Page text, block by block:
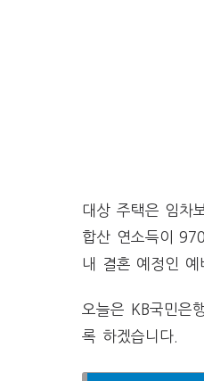
대상 주택은 임차
합산 연소득이
내 결혼 예정인 예
오늘은 KB국민은
록 하겠습니다.